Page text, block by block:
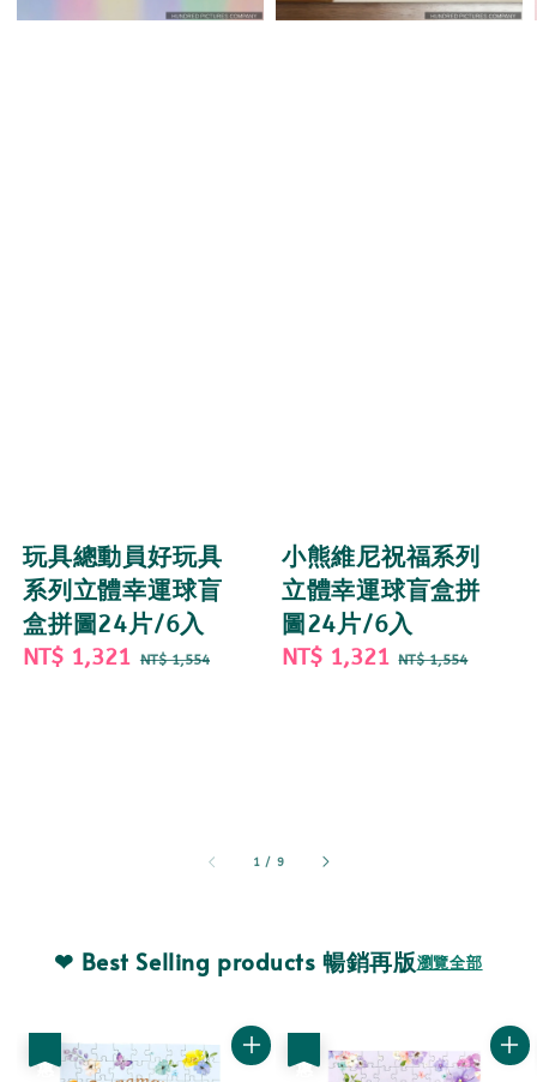
玩具總動員好玩具
系列立體幸運球盲
盒拼圖24片/6入
Sale
NT$ 1,321 Regular
NT$ 1,554
小熊維尼祝福系列
立體幸運球盲盒拼
圖24片/6入
Sale
NT$ 1,321 Regular
NT$ 1,554
1 / 9
❤ Best Selling products 暢銷再版瀏覽全部